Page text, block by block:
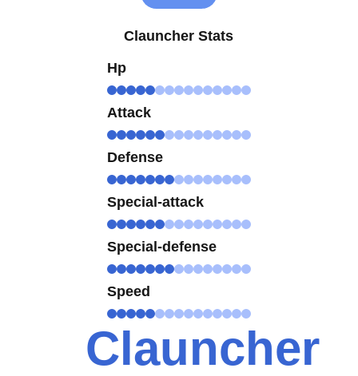
Clauncher Stats
Hp
Attack
Defense
Special-attack
Special-defense
Speed
Clauncher